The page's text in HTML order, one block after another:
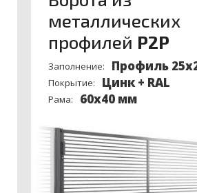
металлических
профилей P2P
Заполнение: Профиль
Покрытие: Цинк + RAL
Рама: 60x40 мм